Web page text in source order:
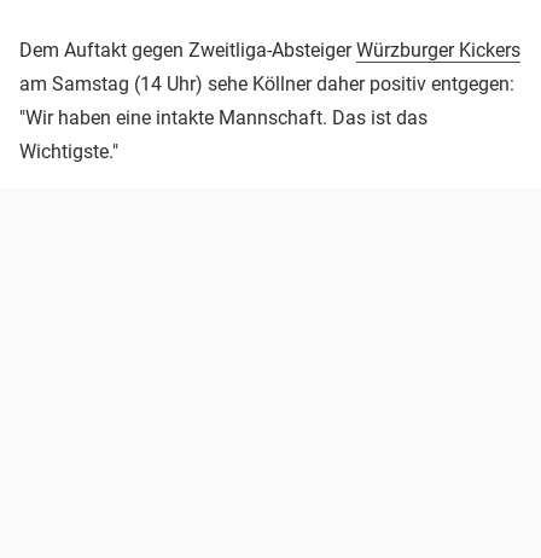
Dem Auftakt gegen Zweitliga-AbsteigerWürzburger Kickers
am Samstag (14 Uhr) sehe Köllner daher positiv entgegen:
"Wir haben eine intakte Mannschaft. Das ist das
Wichtigste."